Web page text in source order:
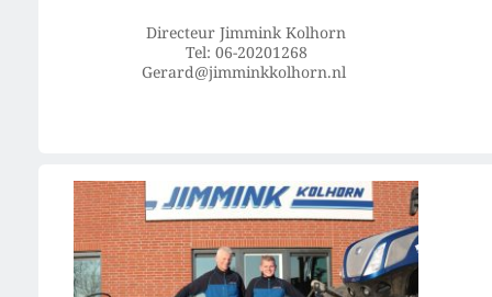
Directeur Jimmink Kolhorn
Tel: 06-20201268
Gerard@jimminkkolhorn.nl